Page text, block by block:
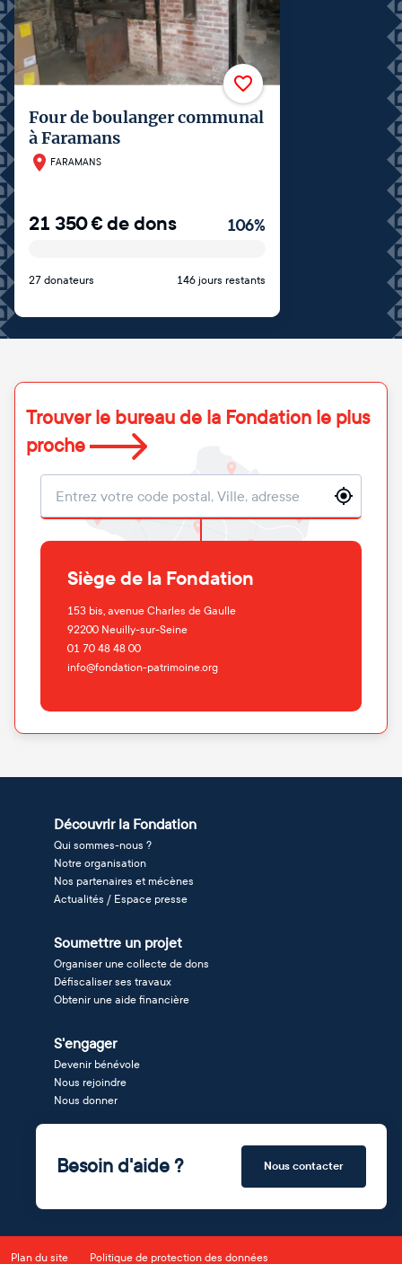
Four de boulanger communal
à Faramans
FARAMANS
21 350€de dons 106%
27 donateurs 146 jours restants
Trouver le bureau de la Fondation le plus
proche
Localisation
Siège de la Fondation
153 bis, avenue Charles de Gaulle
92200 Neuilly-sur-Seine
01 70 48 48 00
info@fondation-patrimoine.org
Découvrir la Fondation
Qui sommes-nous ?
Notre organisation
Nos partenaires et mécènes
Actualités / Espace presse
Soumettre un projet
Organiser une collecte de dons
Défiscaliser ses travaux
Obtenir une aide financière
S'engager
Devenir bénévole
Nous rejoindre
Nous donner
Besoin d'aide ? Nous contacter
Plan du site Politique de protection des données